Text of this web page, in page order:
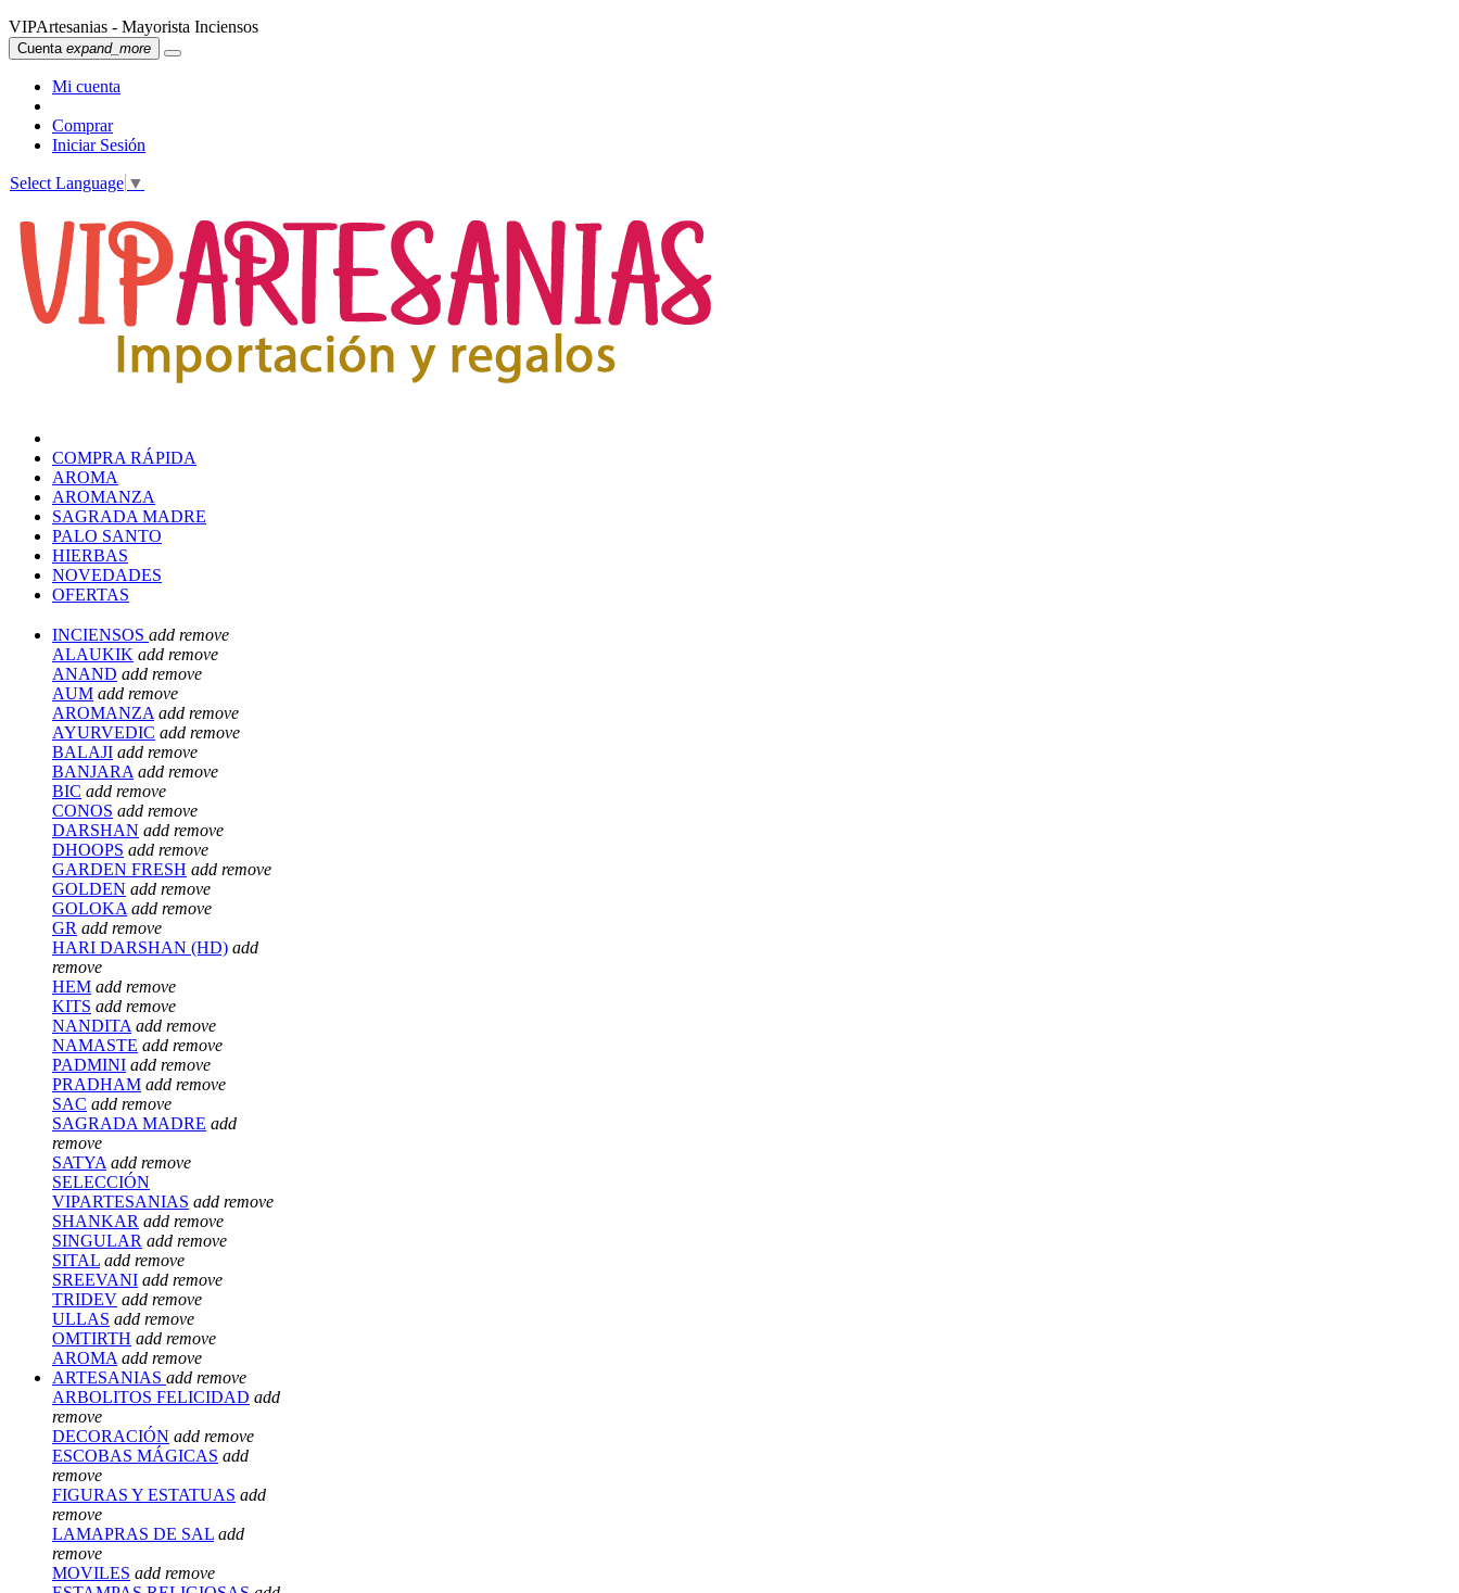
VIPArtesanias - Mayorista Inciensos
Cuenta expand_more
Mi cuenta
Comprar
Iniciar Sesión
Select Language ▼
COMPRA RÁPIDA
AROMA
AROMANZA
SAGRADA MADRE
PALO SANTO
HIERBAS
NOVEDADES
OFERTAS
INCIENSOS add remove
ALAUKIK add remove
ANAND add remove
AUM add remove
AROMANZA add remove
AYURVEDIC add remove
BALAJI add remove
BANJARA add remove
BIC add remove
CONOS add remove
DARSHAN add remove
DHOOPS add remove
GARDEN FRESH add remove
GOLDEN add remove
GOLOKA add remove
GR add remove
HARI DARSHAN (HD) add
remove
HEM add remove
KITS add remove
NANDITA add remove
NAMASTE add remove
PADMINI add remove
PRADHAM add remove
SAC add remove
SAGRADA MADRE add
remove
SATYA add remove
SELECCIÓN
VIPARTESANIAS add remove
SHANKAR add remove
SINGULAR add remove
SITAL add remove
SREEVANI add remove
TRIDEV add remove
ULLAS add remove
OMTIRTH add remove
AROMA add remove
ARTESANIAS add remove
ARBOLITOS FELICIDAD add
remove
DECORACIÓN add remove
ESCOBAS MÁGICAS add
remove
FIGURAS Y ESTATUAS add
remove
LAMAPRAS DE SAL add
remove
MOVILES add remove